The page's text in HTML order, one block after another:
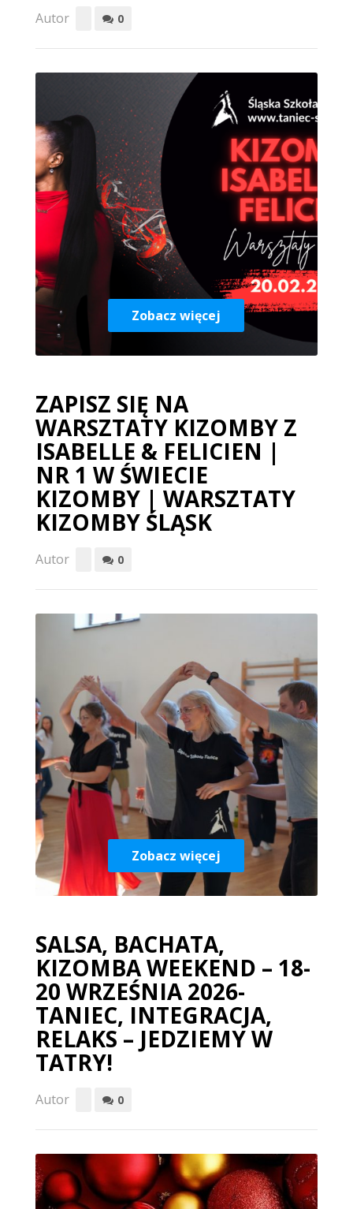
Autor 0
Zobacz więcej
ZAPISZ SIĘ NA
WARSZTATY KIZOMBY Z
ISABELLE & FELICIEN |
NR 1 W ŚWIECIE
KIZOMBY | WARSZTATY
KIZOMBY ŚLĄSK
Autor 0
Zobacz więcej
SALSA, BACHATA,
KIZOMBA WEEKEND – 18-
20 WRZEŚNIA 2026-
TANIEC, INTEGRACJA,
RELAKS – JEDZIEMY W
TATRY!
Autor 0